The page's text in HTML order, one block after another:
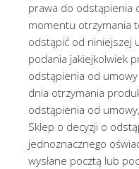
prawa do odstąpienia
momentu otrzymania
odstąpić od niniejszej
podania jakiejkolwiek
odstąpienia od
dnia otrzymania
odstąpienia od
Sklep o decyzji o
jednoznacznego
wysłane pocztą lub